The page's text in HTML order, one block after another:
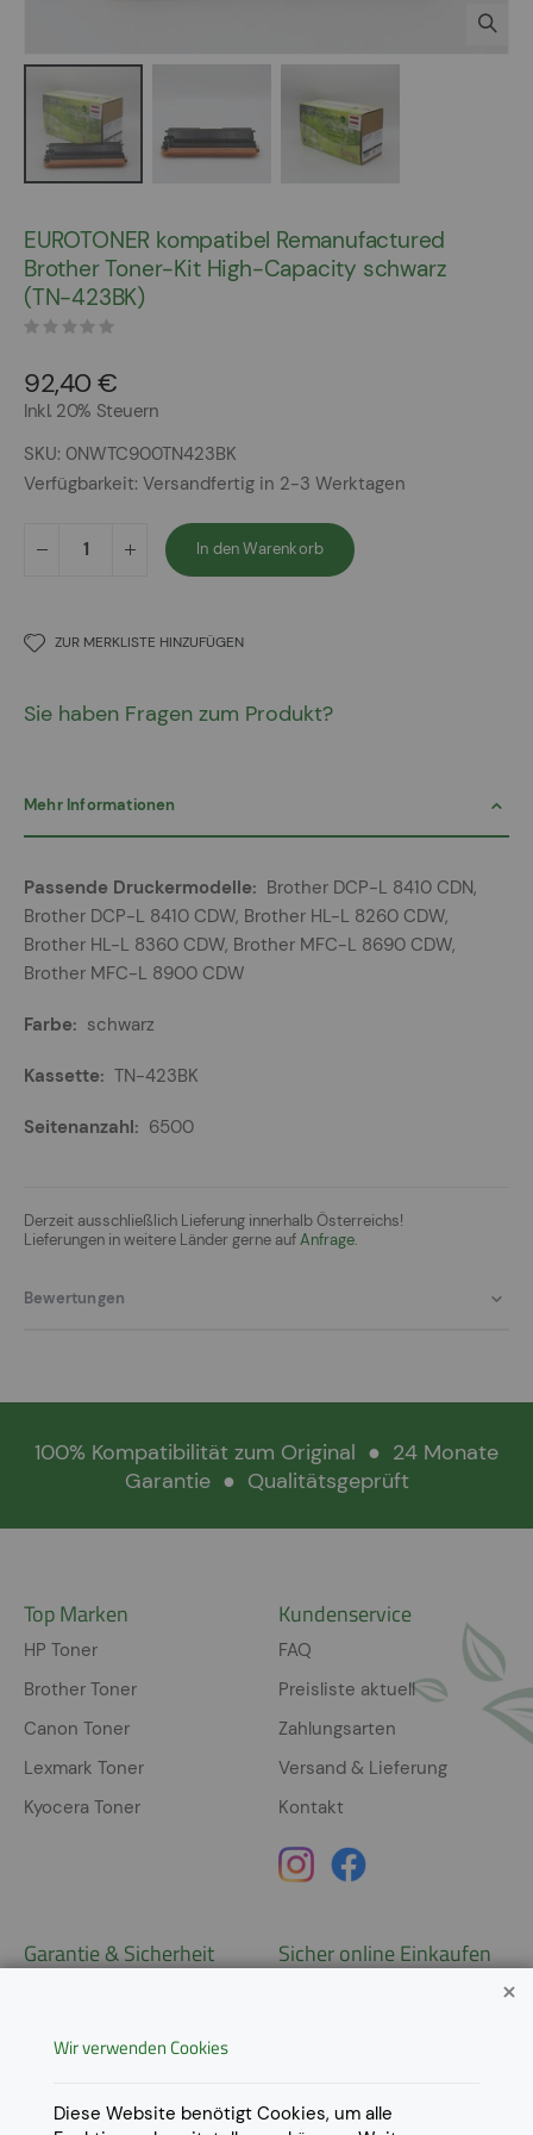
der
Bildergalerie
springen
EUROTONER kompatibel Remanufactured
Brother Toner-Kit High-Capacity schwarz
(TN-423BK)
92,40 €
Inkl. 20% Steuern
SKU 0NWTC900TN423BK
Verfügbarkeit: Versandfertig in 2-3 Werktagen
In den Warenkorb
ZUR MERKLISTE HINZUFÜGEN
Sie haben Fragen zum Produkt?
Mehr Informationen
Mehr
Informationen
Brother DCP-L 8410 CDN,
Brother DCP-L 8410 CDW, Brother HL-L 8260 CDW,
Brother HL-L 8360 CDW, Brother MFC-L 8690 CDW,
Brother MFC-L 8900 CDW
schwarz
TN-423BK
6500
Derzeit ausschließlich Lieferung innerhalb Österreichs!
Lieferungen in weitere Länder gerne aufAnfrage.
Bewertungen
100% Kompatibilität zum Original ● 24 Monate
Garantie ● Qualitätsgeprüft
Top Marken
HP Toner
Brother Toner
Canon Toner
Lexmark Toner
Kyocera Toner
Kundenservice
FAQ
Preisliste aktuell
Zahlungsarten
Versand & Lieferung
Kontakt
Garantie & Sicherheit
Datenschutz
Sicher online Einkaufen
Lieferungen in weitere Länder
gerne aufAnfrage
Wir verwenden Cookies
Diese Website benötigt Cookies, um alle